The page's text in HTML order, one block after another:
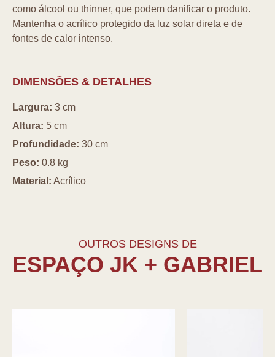
como álcool ou thinner, que podem danificar o produto.
Mantenha o acrílico protegido da luz solar direta e de
fontes de calor intenso.
DIMENSÕES & DETALHES
Largura: 3 cm
Altura: 5 cm
Profundidade: 30 cm
Peso: 0.8 kg
Material: Acrílico
OUTROS DESIGNS DE